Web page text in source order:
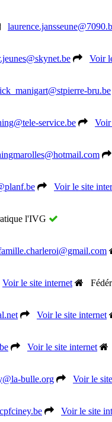
Voir
bru.be
service.be Voir
Voir le site
l'IVG
Voir le site internet
Voir le site internet
Voir le site internet
bulle.org Voir le
Voir le site